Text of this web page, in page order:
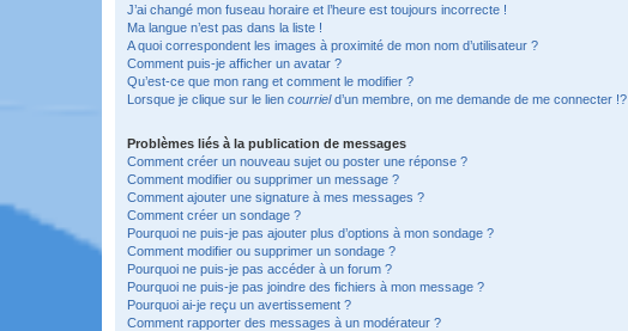
J’ai changé mon fuseau horaire et l’heure est toujours incorrecte !
Ma langue n’est pas dans la liste !
A quoi correspondent les images à proximité de mon nom d’utilisateur ?
Comment puis-je afficher un avatar ?
Qu’est-ce que mon rang et comment le modifier ?
Lorsque je clique sur le lien courrield’un membre, on me demande de me connecter !?
Problèmes liés à la publication de messages
Comment créer un nouveau sujet ou poster une réponse ?
Comment modifier ou supprimer un message ?
Comment ajouter une signature à mes messages ?
Comment créer un sondage ?
Pourquoi ne puis-je pas ajouter plus d’options à mon sondage ?
Comment modifier ou supprimer un sondage ?
Pourquoi ne puis-je pas accéder à un forum ?
Pourquoi ne puis-je pas joindre des fichiers à mon message ?
Pourquoi ai-je reçu un avertissement ?
Comment rapporter des messages à un modérateur ?